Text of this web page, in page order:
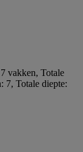
vakken, Totale
7, Totale diepte: